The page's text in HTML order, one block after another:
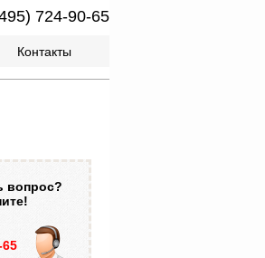
724-90-65
Контакты
вопрос?
65